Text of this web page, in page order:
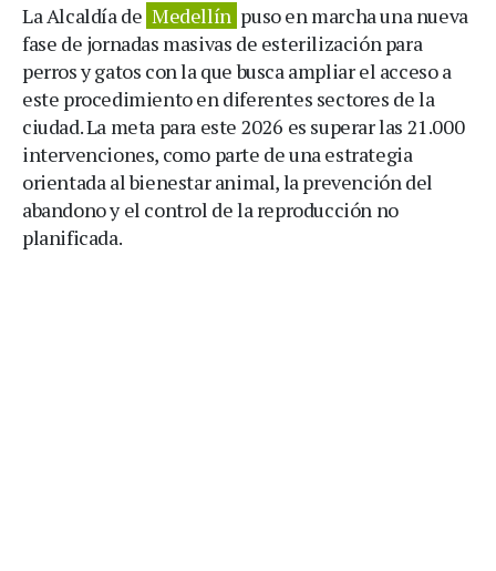
La Alcaldía de Medellín puso en marcha una nueva
fase de jornadas masivas de esterilización para
perros y gatos con la que busca ampliar el acceso a
este procedimiento en diferentes sectores de la
ciudad. La meta para este 2026 es superar las 21.000
intervenciones, como parte de una estrategia
orientada al bienestar animal, la prevención del
abandono y el control de la reproducción no
planificada.